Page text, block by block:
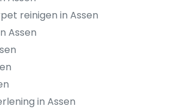
reinigen in Assen
Assen
in Assen